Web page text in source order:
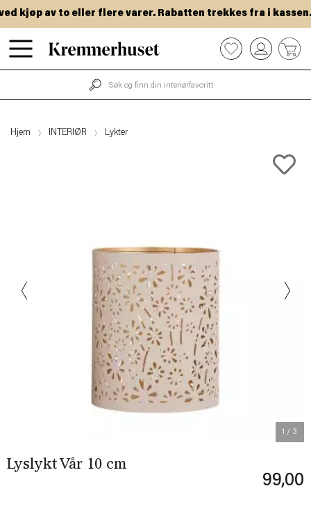
Hopp
til
kjøp av to eller flere varer. Rabatten trekkes fra i kassen.
0
Hjem INTERIØR Lykter
1 / 3
Lyslykt Vår 10 cm
99,00